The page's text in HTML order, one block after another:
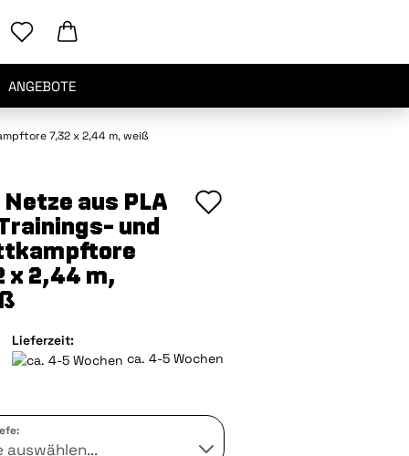
ANGEBOTE
7,32 x 2,44 m, weiß
Netze aus PLA
und
x 2,44 m,
Lieferzeit:
ca. 4-5 Wochen